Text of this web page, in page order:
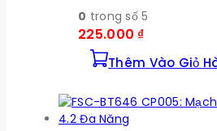
0 trong số 5
225.000 ₫
Thêm Vào Giỏ